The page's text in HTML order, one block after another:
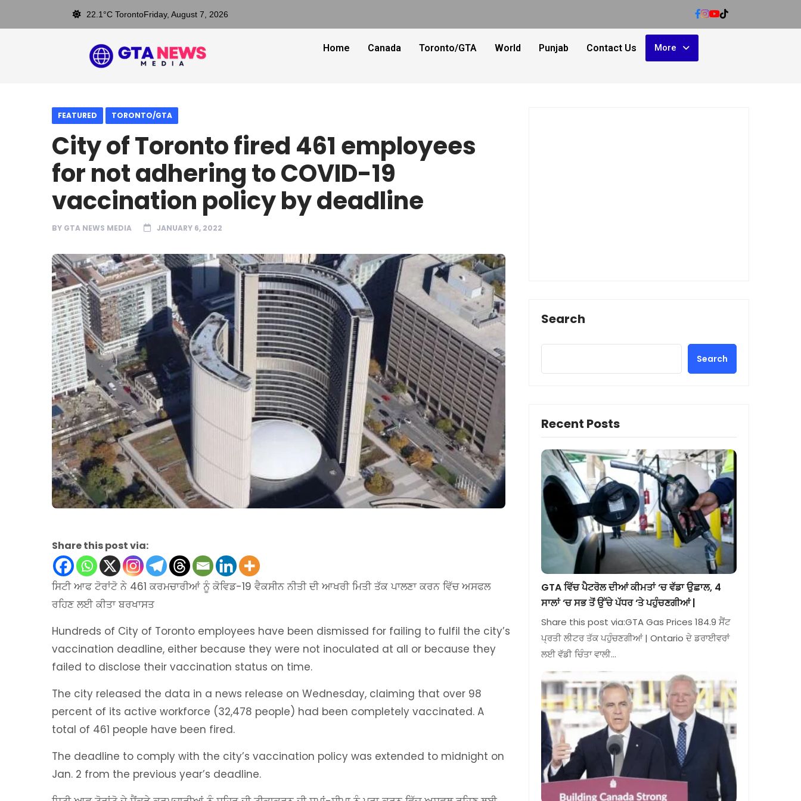
22.1°C TorontoFriday, August 7, 2026
Home Canada Toronto/GTA World Punjab Contact Us More
FEATURED TORONTO/GTA
City of Toronto fired 461 employees
for not adhering to COVID-19
vaccination policy by deadline
BY GTA NEWS MEDIA JANUARY 6, 2022
Share this post via:
ਸਿਟੀ ਆਫ ਟੋਰਾਂਟੋ ਨੇ 461 ਕਰਮਚਾਰੀਆਂ ਨੂੰ ਕੋਵਿਡ-19 ਵੈਕਸੀਨ ਨੀਤੀ ਦੀ ਆਖਰੀ ਮਿਤੀ ਤੱਕ ਪਾਲਣਾ ਕਰਨ ਵਿੱਚ ਅਸਫਲ
ਰਹਿਣ ਲਈ ਕੀਤਾ ਬਰਖਾਸਤ
Hundreds of City of Toronto employees have been dismissed for failing to fulfil the city’s
vaccination deadline, either because they were not inoculated at all or because they
failed to disclose their vaccination status on time.
The city released the data in a news release on Wednesday, claiming that over 98
percent of its active workforce (32,478 people) had been completely vaccinated. A
total of 461 people have been fired.
The deadline to comply with the city’s vaccination policy was extended to midnight on
Jan. 2 from the previous year’s deadline.
Search
Search
Recent Posts
GTA ਵਿੱਚ ਪੈਟਰੋਲ ਦੀਆਂ ਕੀਮਤਾਂ ‘ਚ ਵੱਡਾ ਉਛਾਲ, 4
ਸਾਲਾਂ ‘ਚ ਸਭ ਤੋਂ ਉੱਚੇ ਪੱਧਰ ‘ਤੇ ਪਹੁੰਚਣਗੀਆਂ |
Share this post via:GTA Gas Prices 184.9 ਸੈਂਟ
ਪ੍ਰਤੀ ਲੀਟਰ ਤੱਕ ਪਹੁੰਚਣਗੀਆਂ | Ontario ਦੇ ਡਰਾਈਵਰਾਂ
ਲਈ ਵੱਡੀ ਚਿੰਤਾ ਵਾਲੀ…